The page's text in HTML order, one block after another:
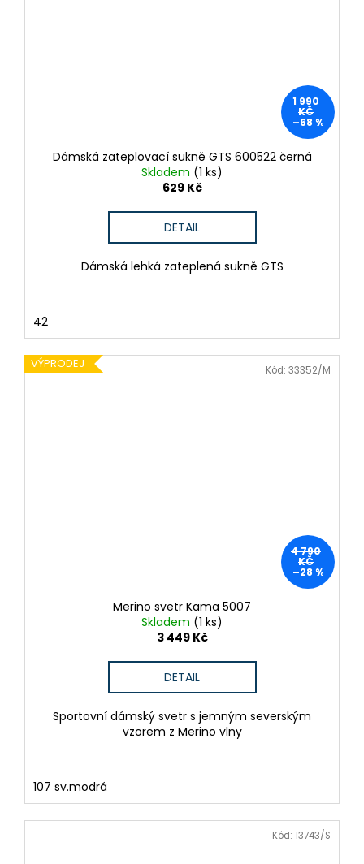
1 990
KČ
–68 %
Dámská zateplovací sukně GTS 600522 černá
Skladem (1 ks)
629 Kč
DETAIL
Dámská lehká zateplená sukně GTS
42
VÝPRODEJ
4 790
KČ
–28 %
Merino svetr Kama 5007
Skladem (1 ks)
3 449 Kč
DETAIL
Sportovní dámský svetr s jemným severským
vzorem z Merino vlny
107 sv.modrá
Kód: 33352/M
Kód: 13743/S